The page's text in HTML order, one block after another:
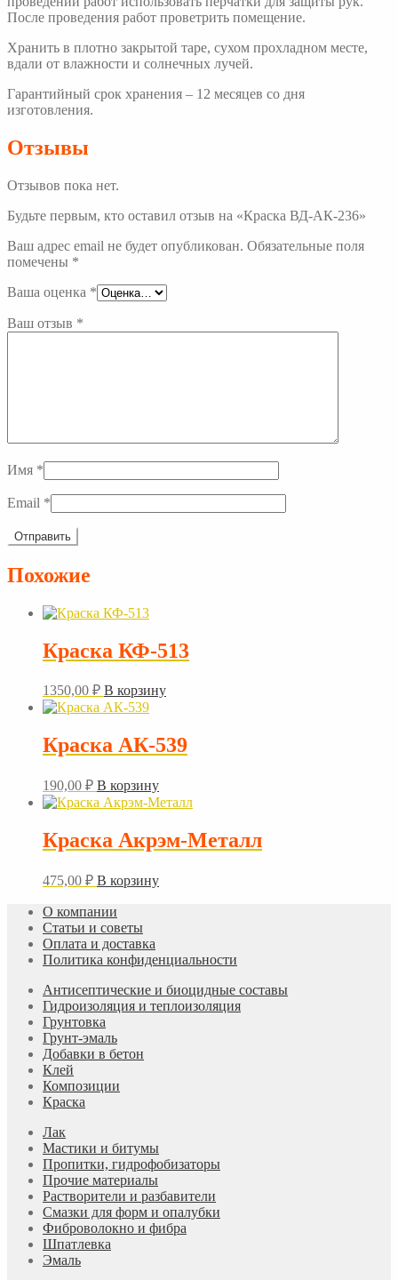
После проведения работ проветрить помещение.
Хранить в плотно закрытой таре, сухом прохладном месте,
вдали от влажности и солнечных лучей.
Гарантийный срок хранения – 12 месяцев со дня
изготовления.
Отзывы
Отзывов пока нет.
Будьте первым, кто оставил отзыв на «Краска ВД-АК-236»
Ваш адрес email не будет опубликован. Обязательные поля
помечены *
Ваша оценка *
Ваш отзыв *
Имя *
Email *
Похожие
Краска КФ-513
1350,00 ₽ В корзину
Краска АК-539
190,00 ₽ В корзину
Краска Акрэм-Металл
475,00 ₽ В корзину
О компании
Статьи и советы
Оплата и доставка
Политика конфиденциальности
Антисептические и биоцидные составы
Гидроизоляция и теплоизоляция
Грунтовка
Грунт-эмаль
Добавки в бетон
Клей
Композиции
Краска
Лак
Мастики и битумы
Пропитки, гидрофобизаторы
Прочие материалы
Растворители и разбавители
Смазки для форм и опалубки
Фиброволокно и фибра
Шпатлевка
Эмаль